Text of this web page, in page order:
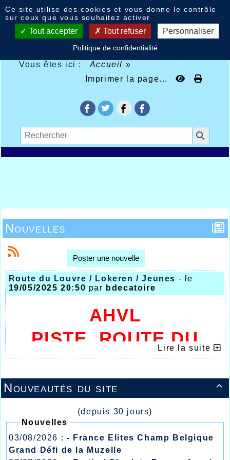
Vous êtes ici : Accueil »
Imprimer la page...

Nouveautés du site
(depuis 30 jours)
Nouvelles
03/08/2026 : - France Elites Champ Belgique
Grand Défi de la Muzelle
Nouvelles
Poster une nouvelle
Route du Louvre / Lokeren / Jeunes - le
19/05/2025 20:50 par bdecatoire
AHVL
PISTE, ROUTE DU
LOUVRE, JEUNES
Lire la suite
Ce site utilise des cookies et vous donne le contrôle
sur ceux que vous souhaitez activer
Tout accepter Tout refuser Personnaliser
Politique de confidentialité